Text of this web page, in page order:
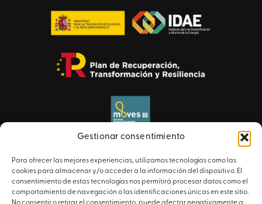
Gestionar consentimiento
Para ofrecer las mejores experiencias, utilizamos tecnologías como las
cookies para almacenar y/o acceder a la información del dispositivo. El
consentimiento de estas tecnologías nos permitirá procesar datos como el
comportamiento de navegación o las identificaciones únicas en este sitio.